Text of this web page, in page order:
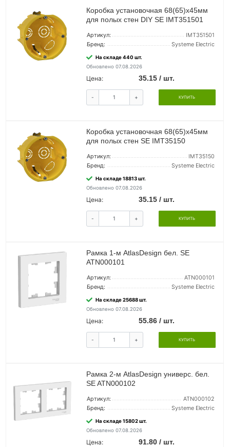
Коробка установочная 68(65)х45мм
для полых стен DIY SE IMT351501
Артикул:
IMT351501
Бренд:
Systeme Electric
На складе 440 шт.
Обновлено 07.08.2026
Цена: 35.15 / шт.
- + КУПИТЬ
Коробка установочная 68(65)х45мм
для полых стен SE IMT35150
Артикул:
IMT35150
Бренд:
Systeme Electric
На складе 18813 шт.
Обновлено 07.08.2026
Цена: 35.15 / шт.
- + КУПИТЬ
Рамка 1-м AtlasDesign бел. SE
ATN000101
Артикул:
ATN000101
Бренд:
Systeme Electric
На складе 25688 шт.
Обновлено 07.08.2026
Цена: 55.86 / шт.
- + КУПИТЬ
Рамка 2-м AtlasDesign универс. бел.
SE ATN000102
Артикул:
ATN000102
Бренд:
Systeme Electric
На складе 15802 шт.
Обновлено 07.08.2026
Цена: 91.80 / шт.